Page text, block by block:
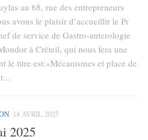
au 68, rue des entrepreneurs
avons le plaisir d’accueillir le Pr
de service de Gastro-anterologie
à Créteil, qui nous fera une
le titre est:«Mécanismes et place de
18 AVRIL 2025
2025